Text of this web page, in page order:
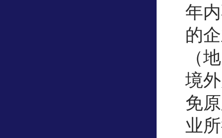
年
的
（
境
免
业